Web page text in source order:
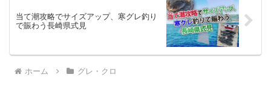
当て潮攻略でサイズアップ、寒グレ釣り
で賑わう長崎県式見
ホーム グレ・クロ